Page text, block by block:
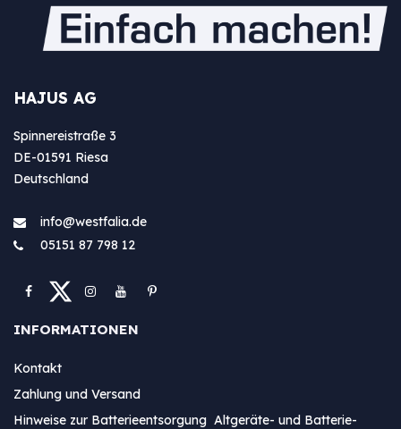
HAJUS AG
Spinnereistraße 3
DE-01591 Riesa
Deutschland
info@westfa​lia.de
05151 87 798 12
INFORMATIONEN
Kontakt
Zahlung und Versand
Hinweise zur Batterieentsorgung Altgeräte- und Batterie-